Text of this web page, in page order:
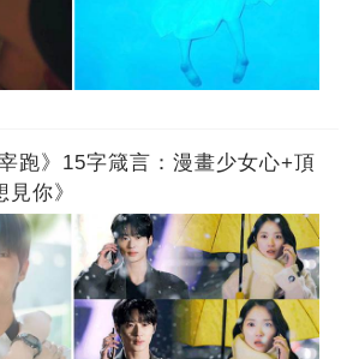
跑》15字箴言：漫畫少女心+頂
你》